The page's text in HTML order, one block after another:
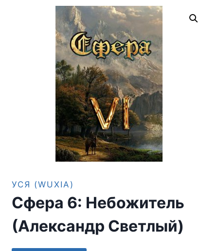
УСЯ (WUXIA)
Сфера 6: Небожитель
(Александр Светлый)